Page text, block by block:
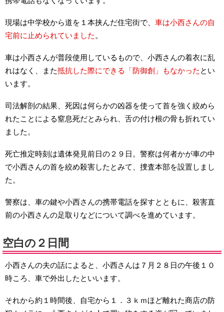
現場は中学校から道を１本挟んだ住宅街で、 車は小西さんの自
宅前に止められていました 。
車は小西さんが普段使用しているもので、小西さんの着衣に乱
れはなく、また抵抗した際にできる「防御創」もなかった とい
います。
司法解剖の結果、死因は何らかの凶器を使って首を強く絞めら
れたことによる窒息死だとみられ、舌の付け根の骨も折れてい
ました。
死亡推定時刻は遺体発見前日の２９日。警察は何者かが車の中
で小西さんの首を絞め殺害したとみて、捜査本部を設置しまし
た。
警察は、車の鍵や小西さんの携帯電話を探すとともに、殺害直
前の小西さんの足取りなどについて調べを進めています。
空白の２日間
小西さんの夫の話によると、小西さんは７月２８日の午後１０
時ころ、車で外出したといいます。
それから約１時間後、自宅から１．３ｋｍほど離れた商店の防